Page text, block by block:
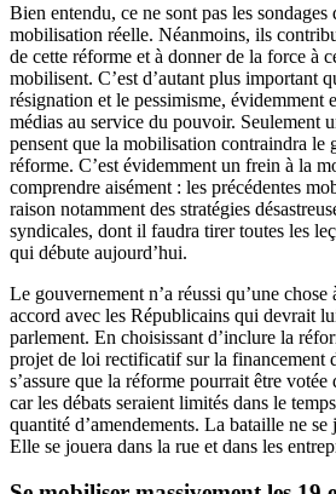
Bien entendu, ce ne sont pas les
mobilisation réelle. Néanmoins, ils
de cette réforme et à donner de la force à
mobilisent. C’est d’autant plus important
résignation et le pessimisme, évidemment
médias au service du pouvoir. Seulement
pensent que la mobilisation contraindra le
réforme. C’est évidemment un frein à la
comprendre aisément : les précédentes
raison notamment des stratégies
syndicales, dont il faudra tirer toutes les
qui débute aujourd’hui.
Le gouvernement n’a réussi qu’une chose
accord avec les Républicains qui devrait
parlement. En choisissant d’inclure la
projet de loi rectificatif sur la financement
s’assure que la réforme pourrait être
car les débats seraient limités dans le
quantité d’amendements. La bataille ne se
Elle se jouera dans la rue et dans les